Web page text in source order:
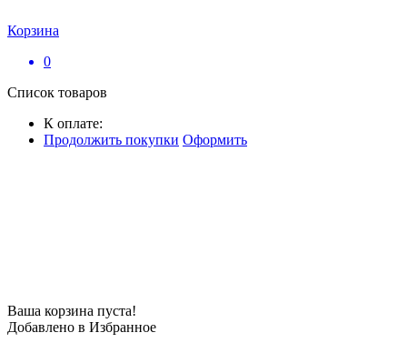
Корзина
0
Список товаров
К оплате:
Продолжить покупки Оформить
Ваша корзина пуста!
Добавлено в Избранное